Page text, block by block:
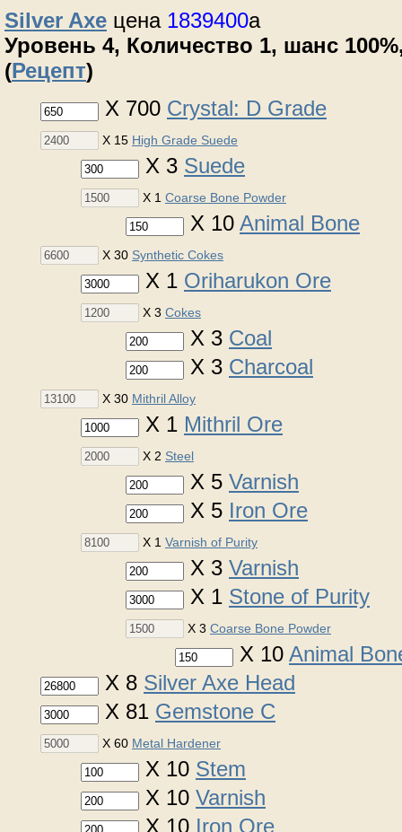
Silver Axe цена 1839400a
Уровень 4, Количество 1, шанс
(Рецепт)
X 700 Crystal: D Grade
X 15 High Grade Suede
X 3 Suede
X 1 Coarse Bone Powder
X 10 Animal Bone
X 30 Synthetic Cokes
X 1 Oriharukon Ore
X 3 Cokes
X 3 Coal
X 3 Charcoal
X 30 Mithril Alloy
X 1 Mithril Ore
X 2 Steel
X 5 Varnish
X 5 Iron Ore
X 1 Varnish of Purity
X 3 Varnish
X 1 Stone of Purity
X 3 Coarse Bone Powder
X 10 Animal
X 8 Silver Axe Head
X 81 Gemstone C
X 60 Metal Hardener
X 10 Stem
X 10 Varnish
X 10 Iron Ore